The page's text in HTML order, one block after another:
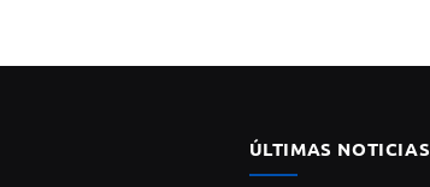
ÚLTIMAS NOTICIAS